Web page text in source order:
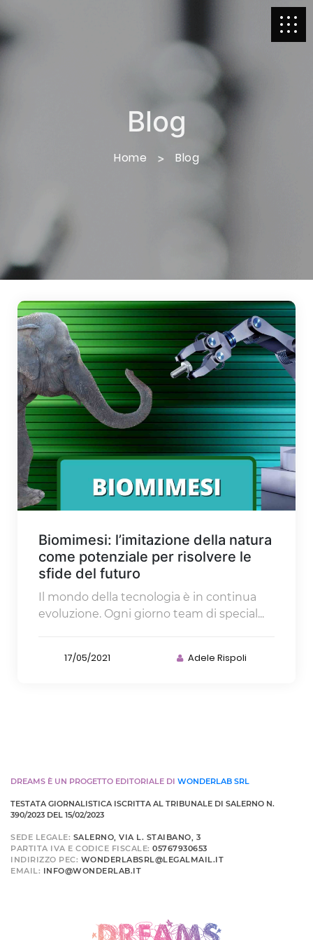
Blog
Home Blog
Biomimesi: l’imitazione della natura
come potenziale per risolvere le
sfide del futuro
Il mondo della tecnologia è in continua
evoluzione. Ogni giorno team di special...
17/05/2021 Adele Rispoli
DREAMS È UN PROGETTO EDITORIALE DI WONDERLAB SRL
TESTATA GIORNALISTICA ISCRITTA AL TRIBUNALE DI SALERNO N.
390/2023 DEL 15/02/2023
SEDE LEGALE: SALERNO, VIA L. STAIBANO, 3
PARTITA IVA E CODICE FISCALE: 05767930653
INDIRIZZO PEC: WONDERLABSRL@LEGALMAIL.IT
EMAIL: INFO@WONDERLAB.IT